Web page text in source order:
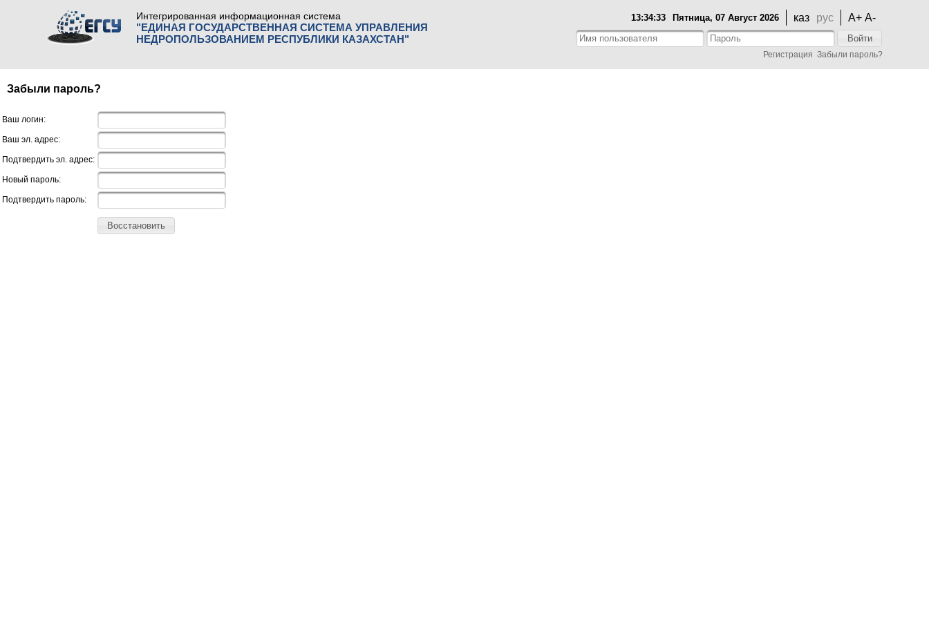
Интегрированная информационная система
"ЕДИНАЯ ГОСУДАРСТВЕННАЯ СИСТЕМА УПРАВЛЕНИЯ
НЕДРОПОЛЬЗОВАНИЕМ РЕСПУБЛИКИ КАЗАХСТАН"
13:34:33 Пятница, 07 Август 2026 каз рус A+ A-
Войти
Регистрация Забыли пароль?
Забыли пароль?
Ваш логин:
Ваш эл. адрес:
Подтвердить эл. адрес:
Новый пароль:
Подтвердить пароль:
Восстановить